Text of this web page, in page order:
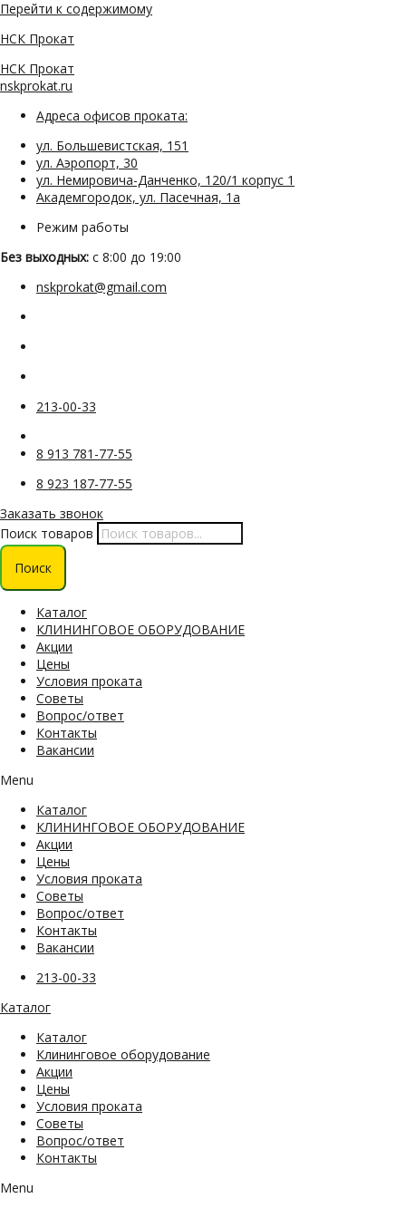
Перейти к содержимому
НСК Прокат
НСК Прокат
nskprokat.ru
Адреса офисов проката:
ул. Большевистская, 151
ул. Аэропорт, 30
ул. Немировича-Данченко, 120/1 корпус 1
Академгородок, ул. Пасечная, 1а
Режим работы
Без выходных: с 8:00 до 19:00
nskprokat@gmail.com
213-00-33
8 913 781-77-55
8 923 187-77-55
Заказать звонок
Поиск товаров
Поиск
Каталог
КЛИНИНГОВОЕ ОБОРУДОВАНИЕ
Акции
Цены
Условия проката
Советы
Вопрос/ответ
Контакты
Вакансии
Menu
Каталог
КЛИНИНГОВОЕ ОБОРУДОВАНИЕ
Акции
Цены
Условия проката
Советы
Вопрос/ответ
Контакты
Вакансии
213-00-33
Каталог
Каталог
Клининговое оборудование
Акции
Цены
Условия проката
Советы
Вопрос/ответ
Контакты
Menu